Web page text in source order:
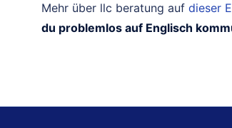
Mehr über llc beratung auf dieser
du problemlos auf Englisch